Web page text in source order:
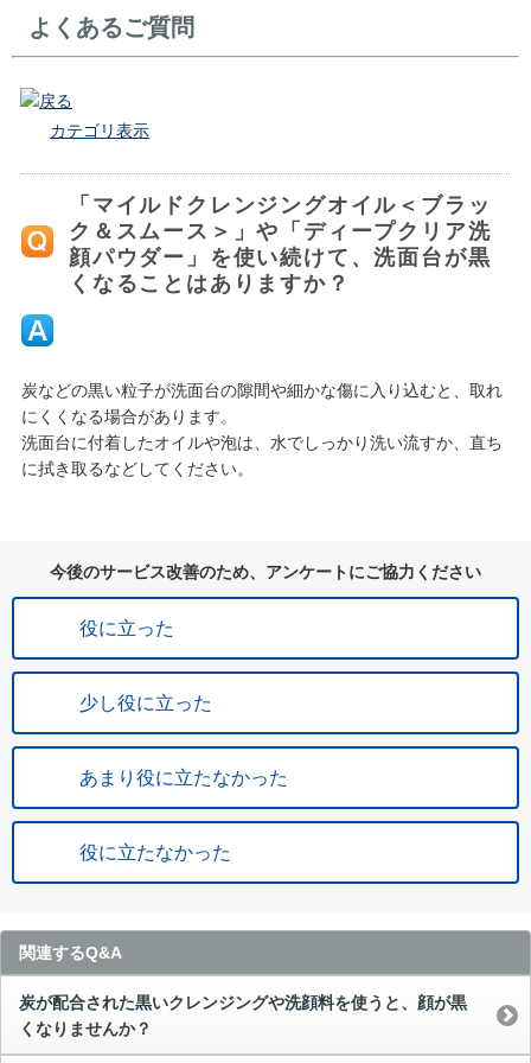
よくあるご質問
戻る
カテゴリ表示
「マイルドクレンジングオイル＜ブラッ
ク＆スムース＞」や「ディープクリア洗
顔パウダー」を使い続けて、洗面台が黒
くなることはありますか？
炭などの黒い粒子が洗面台の隙間や細かな傷に入り込むと、取れ
にくくなる場合があります。
洗面台に付着したオイルや泡は、水でしっかり洗い流すか、直ち
に拭き取るなどしてください。
今後のサービス改善のため、アンケートにご協力ください
役に立った
少し役に立った
あまり役に立たなかった
役に立たなかった
関連するQ&A
炭が配合された黒いクレンジングや洗顔料を使うと、顔が黒
くなりませんか？